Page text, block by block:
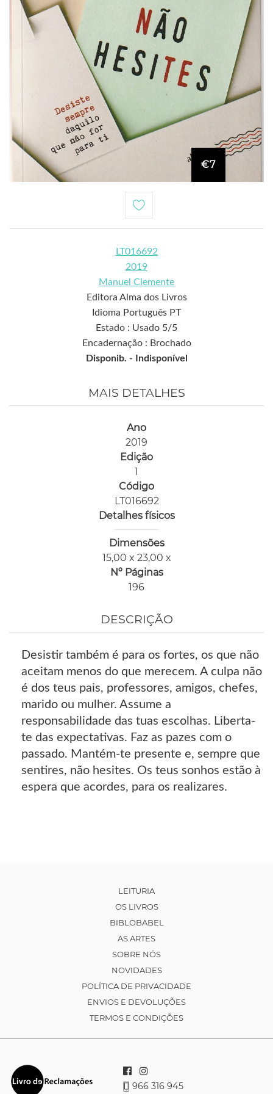
€7
LT016692
2019
Manuel Clemente
Editora Alma dos Livros
Idioma Português PT
Estado : Usado 5/5
Encadernação : Brochado
Disponib. -
Indisponível
MAIS DETALHES
Ano
2019
Edição
1
Código
LT016692
Detalhes físicos
Dimensões
15,00 x 23,00 x
Nº Páginas
196
DESCRIÇÃO
Desistir também é para os fortes, os que não
aceitam menos do que merecem. A culpa não
é dos teus pais, professores, amigos, chefes,
marido ou mulher. Assume a
responsabilidade das tuas escolhas. Liberta-
te das expectativas. Faz as pazes com o
passado. Mantém-te presente e, sempre que
sentires, não hesites. Os teus sonhos estão à
espera que acordes, para os realizares.
LEITURIA
OS LIVROS
BIBLOBABEL
AS ARTES
SOBRE NÓS
NOVIDADES
POLÍTICA DE PRIVACIDADE
ENVIOS E DEVOLUÇÕES
TERMOS E CONDIÇÕES
966 316 945